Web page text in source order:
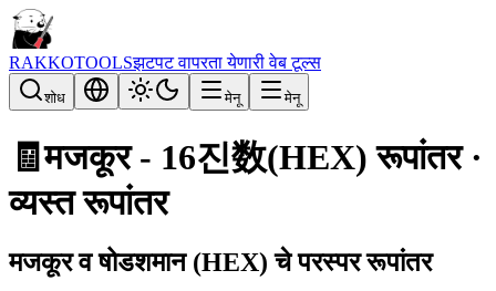
RAKKOTOOLSझटपट वापरता येणारी वेब टूल्स
शोध मेनू मेनू
🧾मजकूर - 16진数(HEX) रूपांतर ·
व्यस्त रूपांतर
मजकूर व षोडशमान (HEX) चे परस्पर रूपांतर